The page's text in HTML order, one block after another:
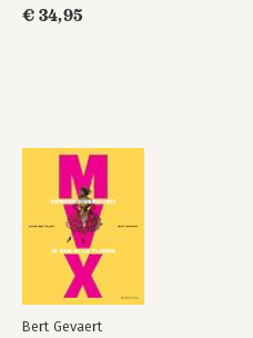
€ 34,95
Bert Gevaert